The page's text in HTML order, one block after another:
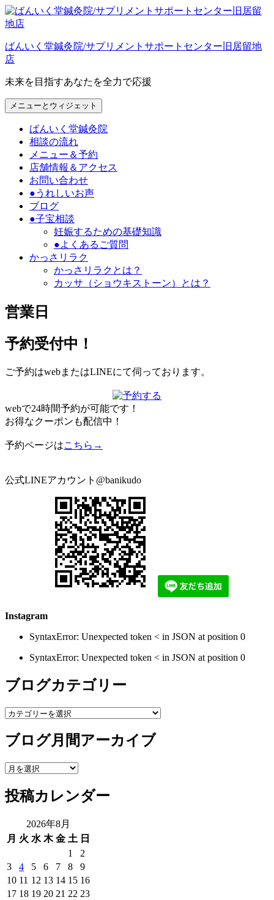
コ
ン
ン
ツ
へ
ス
キ
ッ
ばんいく堂鍼灸院/サプリメントサポートセンター旧居留地
店
未来を目指すあなたを全力で応援
メニューとウィジェット
ばんいく堂鍼灸院
相談の流れ
メニュー＆予約
店舗情報＆アクセス
お問い合わせ
●うれしいお声
ブログ
●子宝相談
妊娠するための基礎知識
●よくあるご質問
かっさリラク
かっさリラクとは？
カッサ（ショウキストーン）とは？
営業日
予約受付中！
ご予約はwebまたはLINEにて伺っております。
webで24時間予約が可能です！
お得なクーポンも配信中！
予約ページはこちら→
公式LINEアカウント@banikudo
Instagram
SyntaxError: Unexpected token < in JSON at position 0
SyntaxError: Unexpected token < in JSON at position 0
ブログカテゴリー
ブ
グ
カ
テ
ゴ
リ
ー
ブログ月間アーカイブ
ブ
グ
月
ア
ー
イ
ブ
投稿カレンダー
2026年8月
月 火 水 木 金 土 日
1
2
3
4 5 6 7 8
9
10 11 12 13 14 15 16
17 18 19 20 21 22 23